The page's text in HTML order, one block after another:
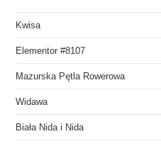
Kwisa
Elementor #8107
Mazurska Pętla Rowerowa
Widawa
Biała Nida i Nida